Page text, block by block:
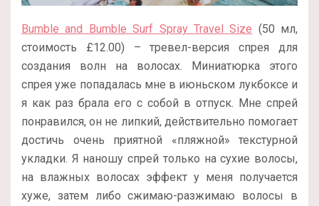
Bumble and Bumble Surf Spray Travel Size (50 мл,
стоимость £12.00) – тревел-версия спрея для
создания волн на волосах. Миниатюрка этого
спрея уже попадалась мне в июньском лукбоксе и
я как раз брала его с собой в отпуск. Мне спрей
понравился, он не липкий, действительно помогает
достичь очень приятной «пляжной» текстурной
укладки. Я наношу спрей только на сухие волосы,
на влажных волосах эффект у меня получается
хуже, затем либо сжимаю-разжимаю волосы в